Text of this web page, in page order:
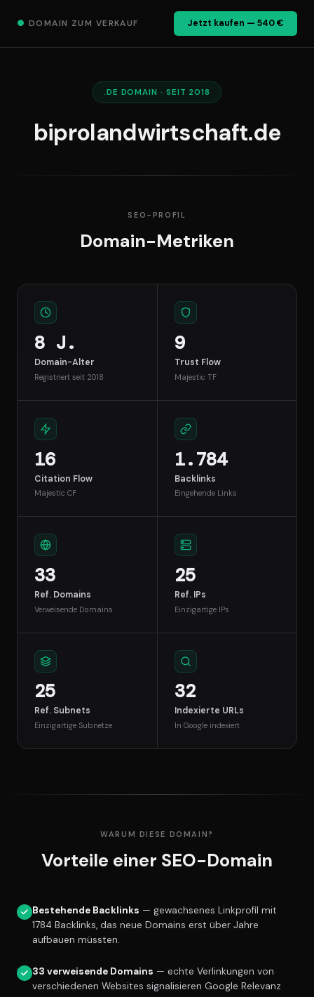
● DOMAIN ZUM VERKAUF Jetzt kaufen — 540 €
.DE DOMAIN · SEIT 2018
biprolandwirtschaft.de
SEO-PROFIL
Domain-Metriken
8 J.
Domain-Alter
Registriert seit 2018
9
Trust Flow
Majestic TF
16
Citation Flow
Majestic CF
1.784
Backlinks
Eingehende Links
33
Ref. Domains
Verweisende Domains
25
Ref. IPs
Einzigartige IPs
25
Ref. Subnets
Einzigartige Subnetze
32
Indexierte URLs
In Google indexiert
WARUM DIESE DOMAIN?
Vorteile einer SEO-Domain
Bestehende Backlinks — gewachsenes Linkprofil mit
1784 Backlinks, das neue Domains erst über Jahre
aufbauen müssten.
33 verweisende Domains — echte Verlinkungen von
verschiedenen Websites signalisieren Google Relevanz